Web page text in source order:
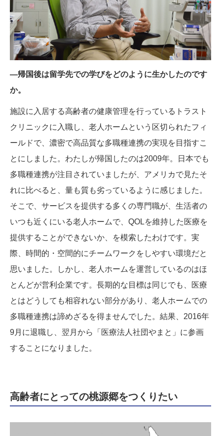
―帰国後は留学先での学びをどのように生かしたのです
か。
施設に入居する高齢者の健康管理を行っているトラスト
クリニックに入職し、老人ホームという区切られたフィ
ールドで、濃密で高品質な多職種連携の実現を目指すこ
とにしました。わたしが帰国したのは2009年。日本でも
多職種連携が注目されていましたが、アメリカで見たそ
れに比べると、量も質も劣っているように感じました。
そこで、サービスを提供する多くの専門職が、生活者の
いつも近くにいる老人ホームで、QOLを維持した医療を
提供することができないか、を模索したわけです。実
際、時間的・空間的にチームワークをしやすい環境だと
思いました。しかし、老人ホームを運営しているのはほ
とんどが営利企業です。長期的な目標は同じでも、医療
とはどうしても相容れない部分があり、老人ホームでの
多職種連携は諦めざるを得ませんでした。結果、2016年
9月に退職し、翌月から「医療法人社団やまと」に参画
することになりました。
高齢者にとっての桃源郷をつくりたい